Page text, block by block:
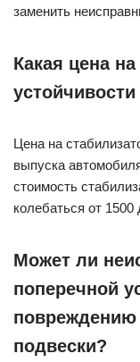
заменить
Какая цена
Цена на
выпуска
стоимость
колебаться от 1500
Может ли
поперечной
повреждению
подвески?